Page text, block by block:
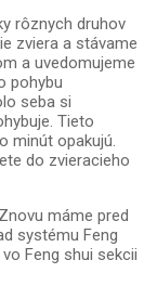
rôznych druhov
zviera a stávame
a uvedomujeme
pohybu
seba si
Tieto
minút opakujú.
do zvieracieho
máme pred
systému Feng
Feng shui sekcii